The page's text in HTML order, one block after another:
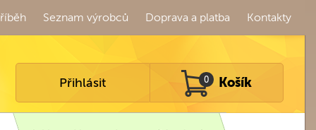
Seznam výrobců Doprava a platba Kontakty
Přihlásit 0 Košík